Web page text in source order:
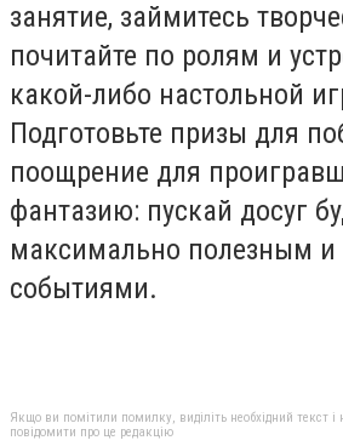
занятие, займитесь
почитайте по ролям и
какой-либо настольной
Подготовьте призы для
поощрение для
фантазию: пускай досуг
максимально полезным
событиями.
Якщо ви помітили помилку, виділіть необхідний текст і
повідомити про це редакцію